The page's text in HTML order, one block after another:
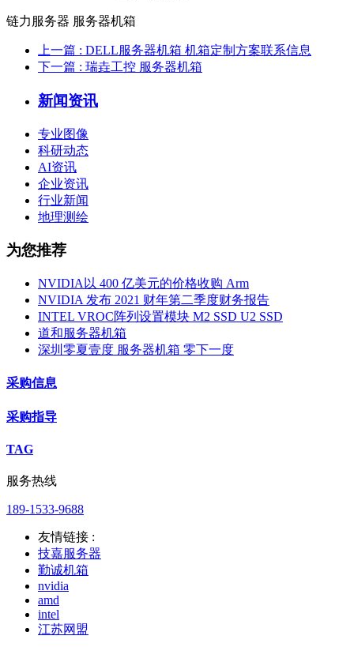
链力服务器 服务器机箱
上一篇 : DELL服务器机箱 机箱定制方案联系信息
下一篇 : 瑞垚工控 服务器机箱
新闻资讯
专业图像
科研动态
AI资讯
企业资讯
行业新闻
地理测绘
为您推荐
NVIDIA以 400 亿美元的价格收购 Arm
NVIDIA 发布 2021 财年第二季度财务报告
INTEL VROC阵列设置模块 M2 SSD U2 SSD
道和服务器机箱
深圳零夏壹度 服务器机箱 零下一度
采购信息
采购指导
TAG
服务热线
189-1533-9688
友情链接 :
技嘉服务器
勤诚机箱
nvidia
amd
intel
江苏网盟